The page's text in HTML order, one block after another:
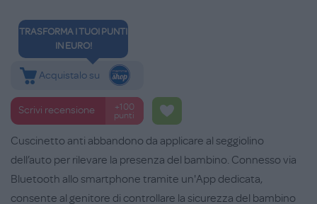
Acquistalo su
TRASFORMA I TUOI PUNTI
IN EURO!
Scrivi recensione
+100
punti
Cuscinetto anti abbandono da applicare al seggiolino
dell’auto per rilevare la presenza del bambino. Connesso via
Bluetooth allo smartphone tramite un'App dedicata,
consente al genitore di controllare la sicurezza del bambino